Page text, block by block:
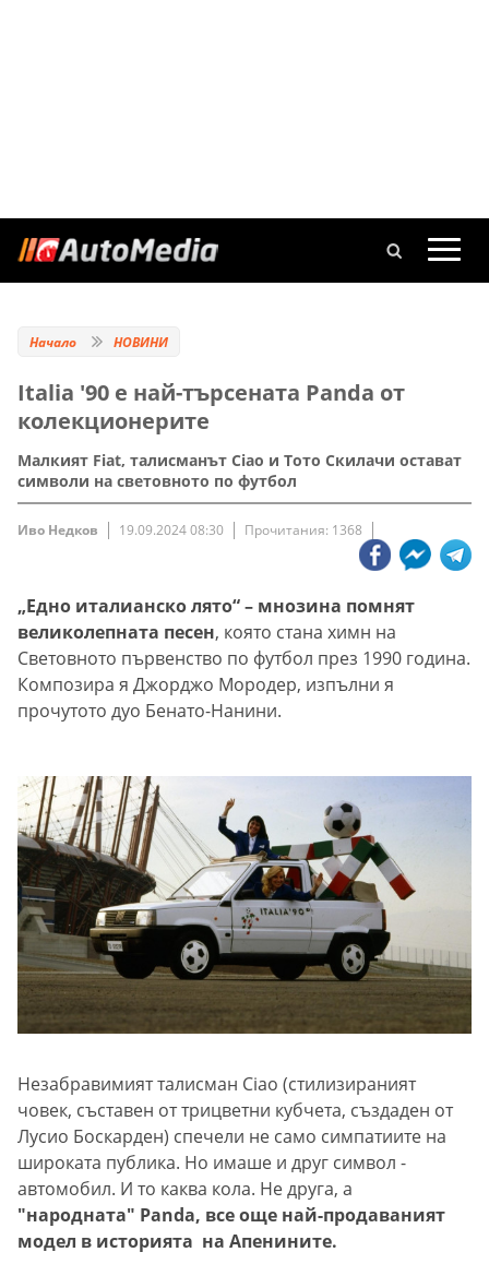
Начало НОВИНИ
Italia '90 е най-търсената Panda от
колекционерите
Малкият Fiat, талисманът Ciao и Тото Скилачи остават
символи на световното по футбол
Иво Недков 19.09.2024 08:30 Прочитания: 1368
„Едно италианско лято“ – мнозина помнят
великолепната песен, която стана химн на
Световното първенство по футбол през 1990 година.
Композира я Джорджо Мородер, изпълни я
прочутото дуо Бенато-Нанини.
Незабравимият талисман Ciao (стилизираният
човек, съставен от трицветни кубчета, създаден от
Лусио Боскарден) спечели не само симпатиите на
широката публика. Но имаше и друг символ -
автомобил. И то каква кола. Не друга, а
"народната" Panda, все още най-продаваният
модел в историята на Апенините.